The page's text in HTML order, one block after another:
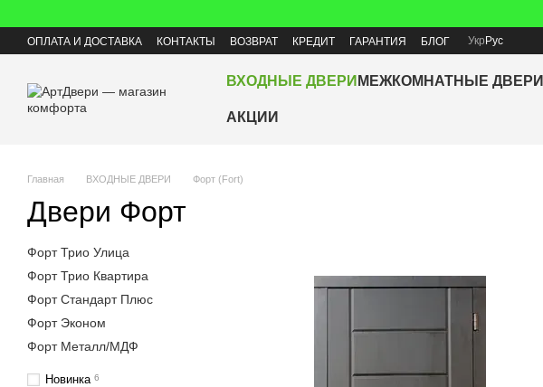
ОПЛАТА И ДОСТАВКА КОНТАКТЫ ВОЗВРАТ КРЕДИТ ГАРАНТИЯ БЛОГ Укр Рус
ВХОДНЫЕ ДВЕРИ МЕЖКОМНАТНЫЕ ДВЕРИ
АКЦИИ
Главная ВХОДНЫЕ ДВЕРИ Форт (Fort)
Двери Форт
Форт Трио Улица
Форт Трио Квартира
Форт Стандарт Плюс
Форт Эконом
Форт Металл/МДФ
Новинка 6